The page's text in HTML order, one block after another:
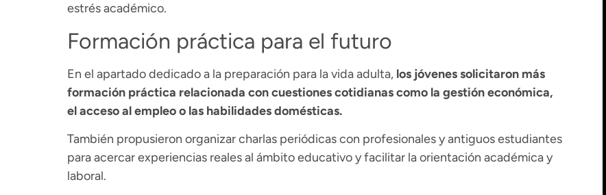
estrés académico.
Formación práctica para el futuro
En el apartado dedicado a la preparación para la vida adulta,los jóvenes solicitaron más
formación práctica relacionada con cuestiones cotidianas como la gestión económica,
el acceso al empleo o las habilidades domésticas.
También propusieron organizar charlas periódicas con profesionales y antiguos estudiantes
para acercar experiencias reales al ámbito educativo y facilitar la orientación académica y
laboral.